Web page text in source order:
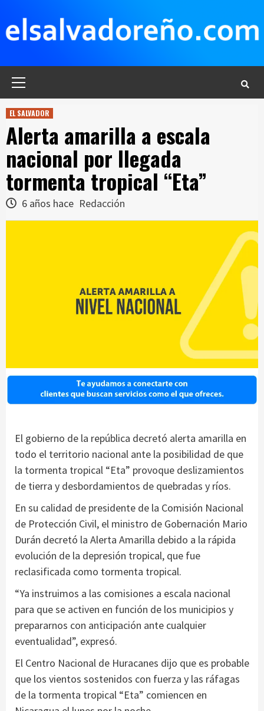
contenido
EL SALVADOR
Alerta amarilla a escala
nacional por llegada
tormenta tropical “Eta”
6 años hace Redacción
El gobierno de la república decretó alerta amarilla en
todo el territorio nacional ante la posibilidad de que
la tormenta tropical “Eta” provoque deslizamientos
de tierra y desbordamientos de quebradas y ríos.
En su calidad de presidente de la Comisión Nacional
de Protección Civil, el ministro de Gobernación Mario
Durán decretó la Alerta Amarilla debido a la rápida
evolución de la depresión tropical, que fue
reclasificada como tormenta tropical.
“Ya instruimos a las comisiones a escala nacional
para que se activen en función de los municipios y
prepararnos con anticipación ante cualquier
eventualidad”, expresó.
El Centro Nacional de Huracanes dijo que es probable
que los vientos sostenidos con fuerza y las ráfagas
de la tormenta tropical “Eta” comiencen en